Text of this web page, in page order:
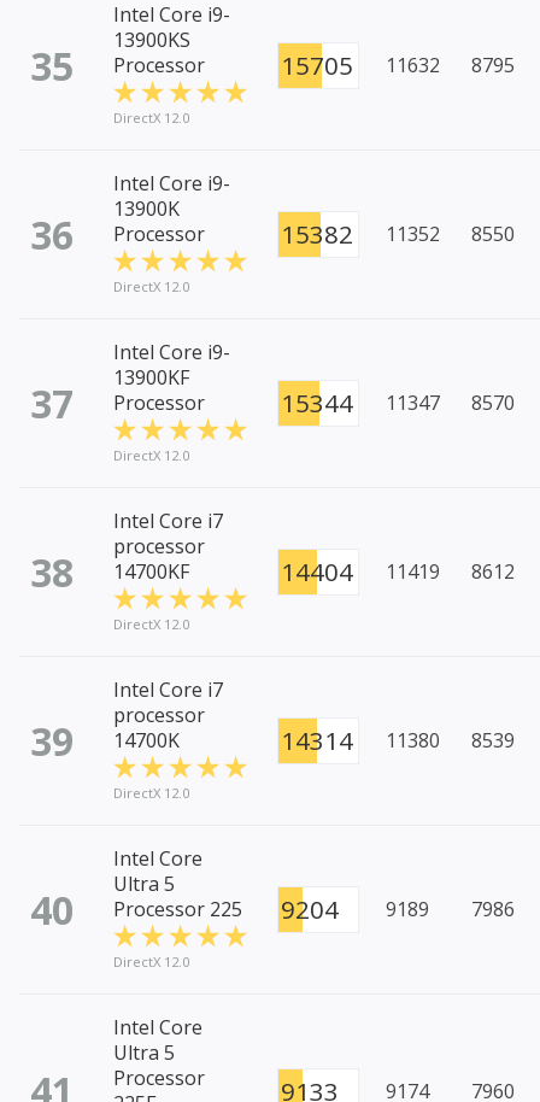
35
Intel Core i9-
13900KS
Processor
DirectX 12.0
15705 11632 8795
36
Intel Core i9-
13900K
Processor
DirectX 12.0
15382 11352 8550
37
Intel Core i9-
13900KF
Processor
DirectX 12.0
15344 11347 8570
38
Intel Core i7
processor
14700KF
DirectX 12.0
14404 11419 8612
39
Intel Core i7
processor
14700K
DirectX 12.0
14314 11380 8539
40
Intel Core
Ultra 5
Processor 225
DirectX 12.0
9204 9189 7986
41
Intel Core
Ultra 5
Processor
9133 9174 7960